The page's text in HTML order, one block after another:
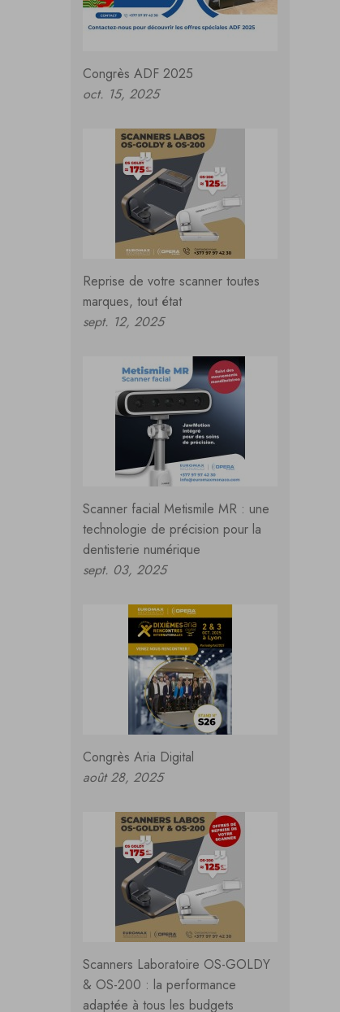
Congrès ADF 2025
oct. 15, 2025
Reprise de votre scanner toutes
marques, tout état
sept. 12, 2025
Scanner facial Metismile MR : une
technologie de précision pour la
dentisterie numérique
sept. 03, 2025
Congrès Aria Digital
août 28, 2025
Scanners Laboratoire OS-GOLDY
& OS-200 : la performance
adaptée à tous les budgets